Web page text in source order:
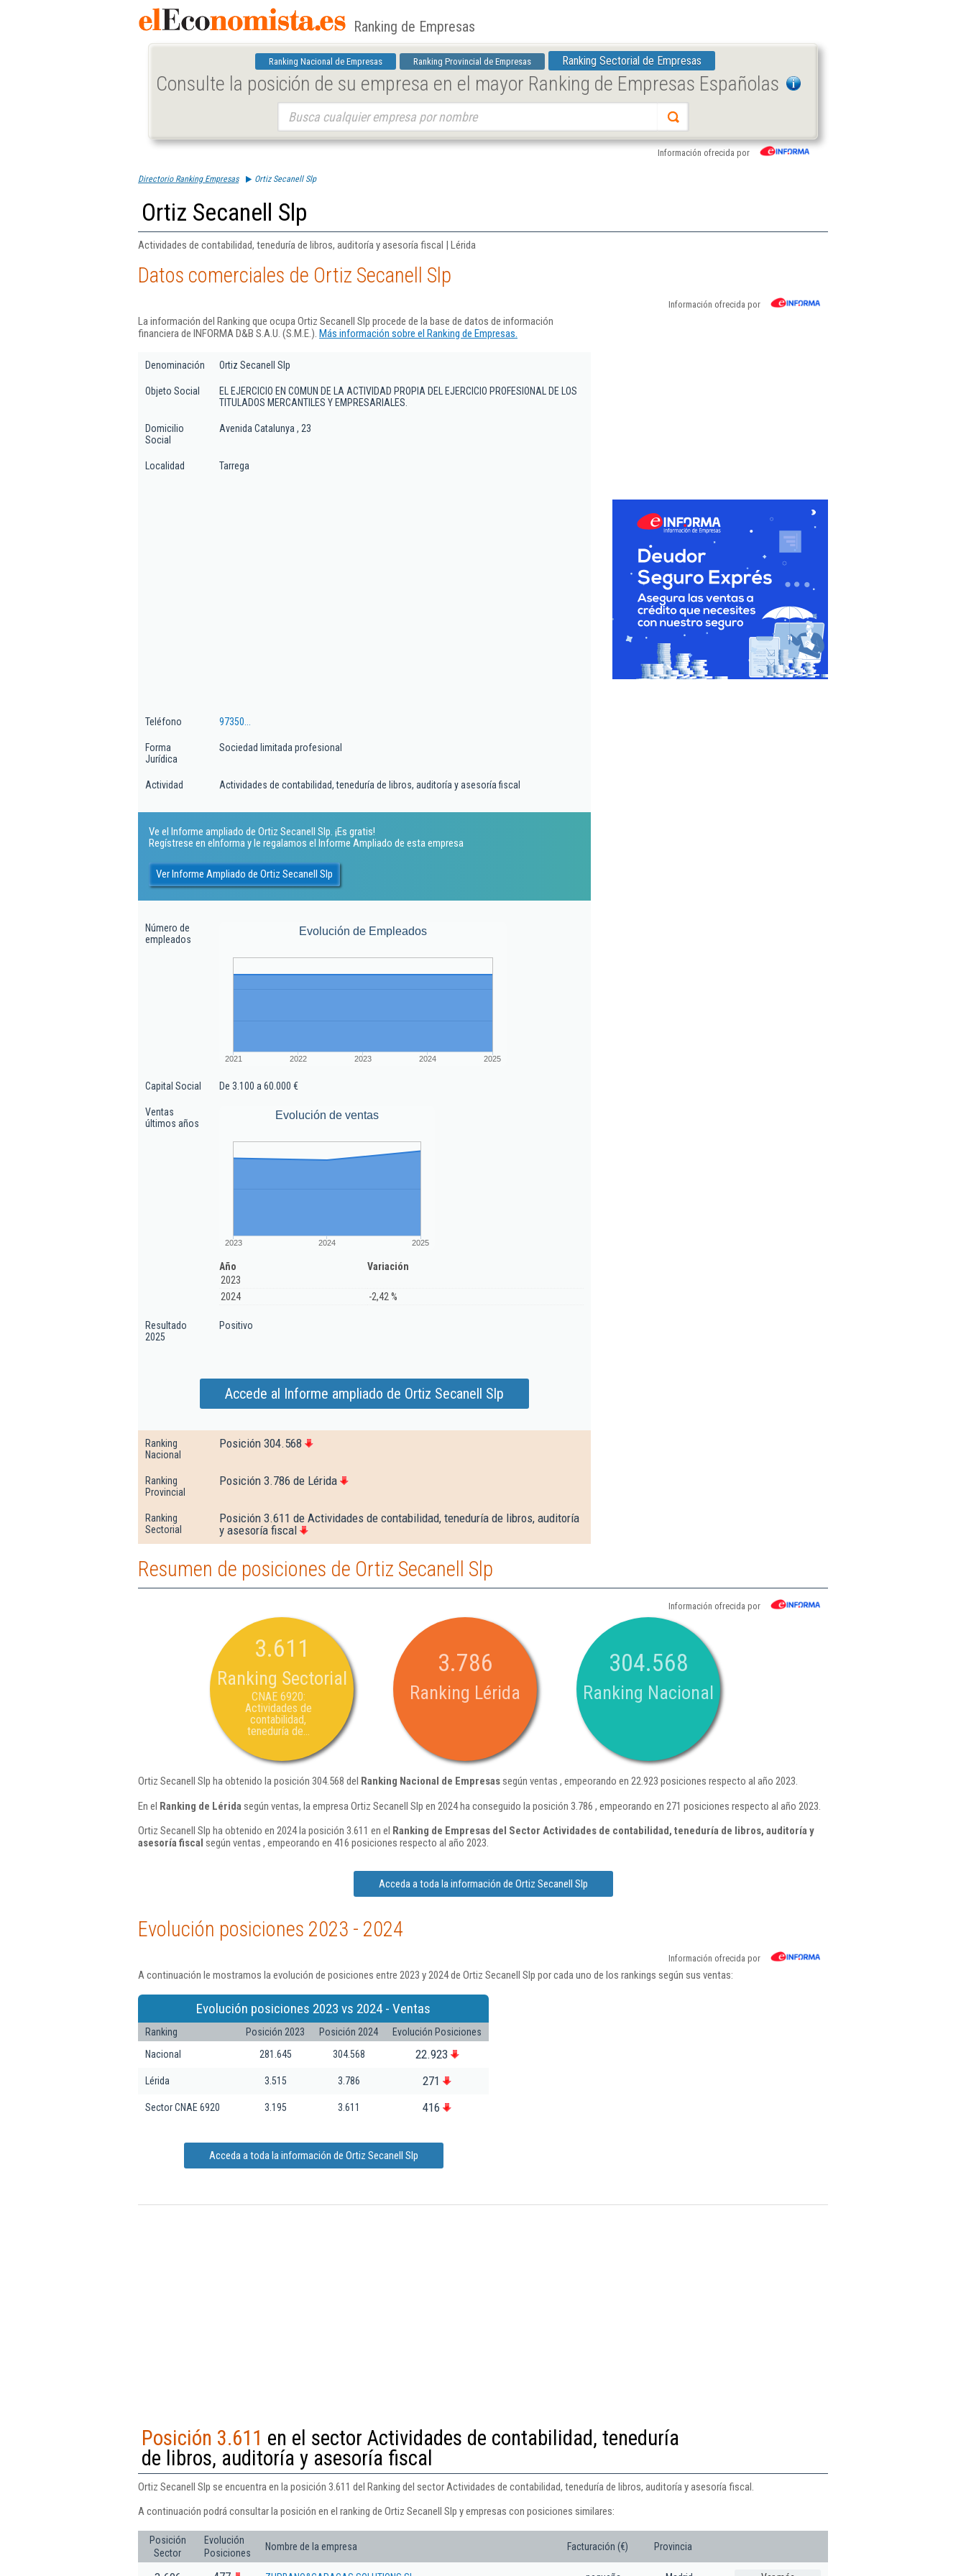
Ranking de Empresas
Ranking Nacional de Empresas Ranking Provincial de Empresas Ranking Sectorial de Empresas
Consulte la posición de su empresa en el mayor Ranking de Empresas Españolas
Información ofrecida por
Directorio Ranking Empresas Ortiz Secanell Slp
Ortiz Secanell Slp
Actividades de contabilidad, teneduría de libros, auditoría y asesoría fiscal | Lérida
Datos comerciales de Ortiz Secanell Slp
Información ofrecida por
La información del Ranking que ocupa Ortiz Secanell Slp procede de la base de datos de información
financiera de INFORMA D&B S.A.U. (S.M.E.). Más información sobre el Ranking de Empresas.
Denominación Ortiz Secanell Slp
Objeto Social
EL EJERCICIO EN COMUN DE LA ACTIVIDAD PROPIA DEL EJERCICIO PROFESIONAL DE LOS
TITULADOS MERCANTILES Y EMPRESARIALES.
Domicilio
Social
Avenida Catalunya , 23
Localidad Tarrega
Teléfono 97350...
Forma
Jurídica
Sociedad limitada profesional
Actividad Actividades de contabilidad, teneduría de libros, auditoría y asesoría fiscal
Ve el Informe ampliado de Ortiz Secanell Slp. ¡Es gratis!
Regístrese en eInforma y le regalamos el Informe Ampliado de esta empresa
Ver Informe Ampliado de Ortiz Secanell Slp
Número de
empleados
Evolución de Empleados
2021 2022 2023 2024 2025
Capital Social De 3.100 a 60.000 €
Ventas
últimos años
Evolución de ventas
2023 2024 2025
Año
Variación
2023
2024
-2,42 %
Resultado
2025
Positivo
Accede al Informe ampliado de Ortiz Secanell Slp
Ranking
Nacional
Posición 304.568
Ranking
Provincial
Posición 3.786 de Lérida
Ranking
Sectorial
Posición 3.611 de Actividades de contabilidad, teneduría de libros, auditoría
y asesoría fiscal
Resumen de posiciones de Ortiz Secanell Slp
Información ofrecida por
3.611
Ranking Sectorial
CNAE 6920:
Actividades de
contabilidad,
teneduría de...
3.786
Ranking Lérida
304.568
Ranking Nacional
Ortiz Secanell Slp ha obtenido la posición 304.568 del Ranking Nacional de Empresassegún ventas , empeorando en 22.923 posiciones respecto al año 2023.
En el Ranking de Lérida según ventas, la empresa Ortiz Secanell Slp en 2024 ha conseguido la posición 3.786 , empeorando en 271 posiciones respecto al año 2023.
Ortiz Secanell Slp ha obtenido en 2024 la posición 3.611 en el Ranking de Empresas del Sector Actividades de contabilidad, teneduría de libros, auditoría y
asesoría fiscal según ventas , empeorando en 416 posiciones respecto al año 2023.
Acceda a toda la información de Ortiz Secanell Slp
Evolución posiciones 2023 - 2024
Información ofrecida por
A continuación le mostramos la evolución de posiciones entre 2023 y 2024 de Ortiz Secanell Slp por cada uno de los rankings según sus ventas:
Evolución posiciones 2023 vs 2024 - Ventas
Ranking Posición 2023 Posición 2024
Evolución Posiciones
Nacional
281.645 304.568 22.923
Lérida 3.515 3.786 271
Sector CNAE 6920 3.195 3.611 416
Acceda a toda la información de Ortiz Secanell Slp
Posición 3.611 en el sector Actividades de contabilidad, teneduría
de libros, auditoría y asesoría fiscal
Ortiz Secanell Slp se encuentra en la posición 3.611 del Ranking del sector Actividades de contabilidad, teneduría de libros, auditoría y asesoría fiscal.
A continuación podrá consultar la posición en el ranking de Ortiz Secanell Slp y empresas con posiciones similares:
Posición
Sector
Evolución
Posiciones
Nombre de la empresa Facturación (€) Provincia